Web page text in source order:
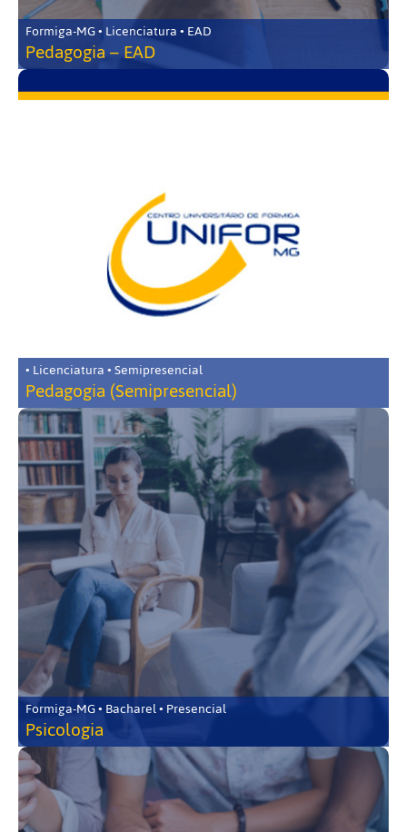
Formiga-MG • Licenciatura • EAD
Pedagogia – EAD
• Licenciatura • Semipresencial
Pedagogia (Semipresencial)
Formiga-MG • Bacharel • Presencial
Psicologia